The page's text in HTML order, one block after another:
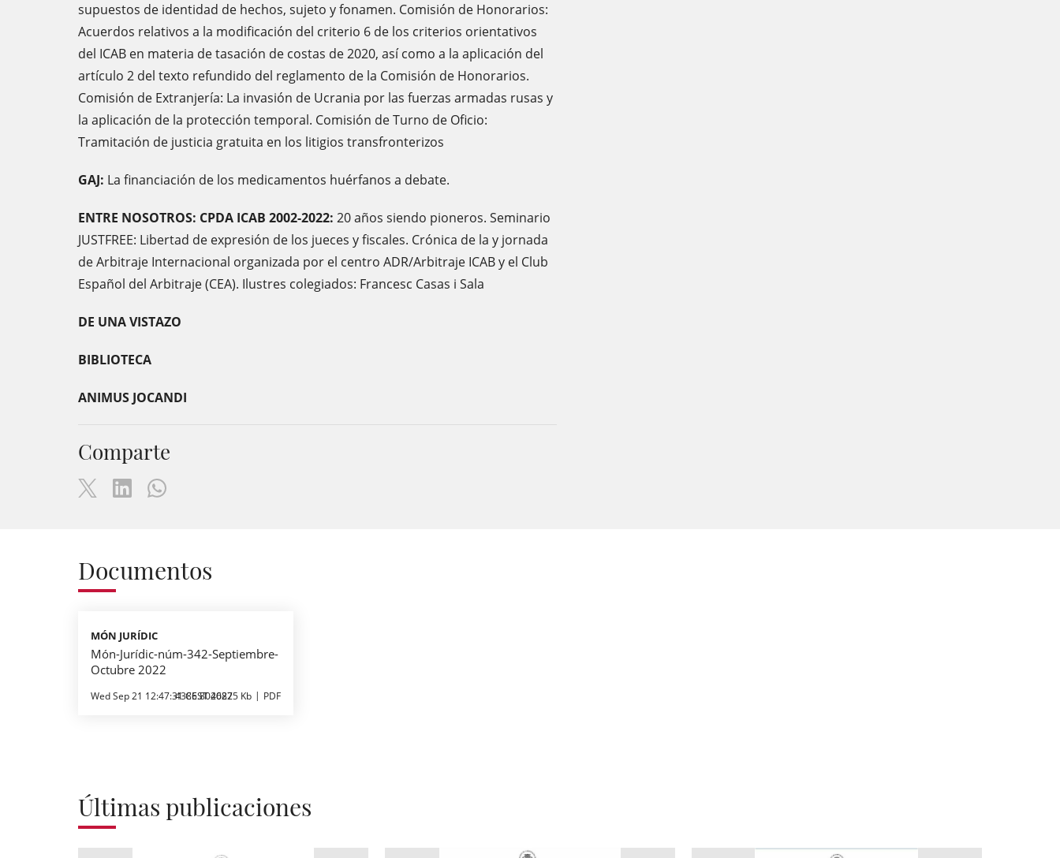
supuestos de identidad de hechos, sujeto y fonamen. Comisión de Honorarios:
Acuerdos relativos a la modificación del criterio 6 de los criterios orientativos
del ICAB en materia de tasación de costas de 2020, así como a la aplicación del
artículo 2 del texto refundido del reglamento de la Comisión de Honorarios.
Comisión de Extranjería: La invasión de Ucrania por las fuerzas armadas rusas y
la aplicación de la protección temporal. Comisión de Turno de Oficio:
Tramitación de justicia gratuita en los litigios transfronterizos
GAJ: La financiación de los medicamentos huérfanos a debate.
ENTRE NOSOTROS: CPDA ICAB 2002-2022: 20 años siendo pioneros. Seminario
JUSTFREE: Libertad de expresión de los jueces y fiscales. Crónica de la y jornada
de Arbitraje Internacional organizada por el centro ADR/Arbitraje ICAB y el Club
Español del Arbitraje (CEA). Ilustres colegiados: Francesc Casas i Sala
DE UNA VISTAZO
BIBLIOTECA
ANIMUS JOCANDI
Comparte
Documentos
MÓN JURÍDIC
Món-Jurídic-núm-342-Septiembre-
Octubre 2022
Wed Sep 21 12:47:31 CEST 2022
4386.8046875 Kb PDF
Últimas publicaciones